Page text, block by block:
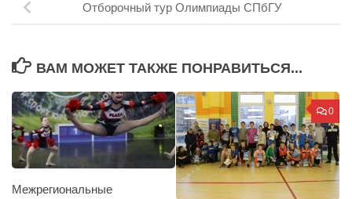
Отборочный тур Олимпиады СПбГУ
ВАМ МОЖЕТ ТАКЖЕ ПОНРАВИТЬСЯ...
Межрегиональные
0